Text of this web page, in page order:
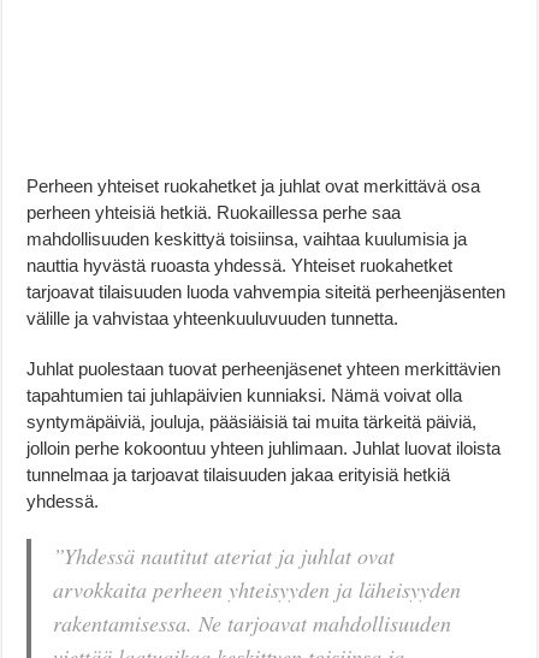
Perheen yhteiset ruokahetket ja juhlat ovat merkittävä osa
perheen yhteisiä hetkiä. Ruokaillessa perhe saa
mahdollisuuden keskittyä toisiinsa, vaihtaa kuulumisia ja
nauttia hyvästä ruoasta yhdessä. Yhteiset ruokahetket
tarjoavat tilaisuuden luoda vahvempia siteitä perheenjäsenten
välille ja vahvistaa yhteenkuuluvuuden tunnetta.
Juhlat puolestaan tuovat perheenjäsenet yhteen merkittävien
tapahtumien tai juhlapäivien kunniaksi. Nämä voivat olla
syntymäpäiviä, jouluja, pääsiäisiä tai muita tärkeitä päiviä,
jolloin perhe kokoontuu yhteen juhlimaan. Juhlat luovat iloista
tunnelmaa ja tarjoavat tilaisuuden jakaa erityisiä hetkiä
yhdessä.
”Yhdessä nautitut ateriat ja juhlat ovat
arvokkaita perheen yhteisyyden ja läheisyyden
rakentamisessa. Ne tarjoavat mahdollisuuden